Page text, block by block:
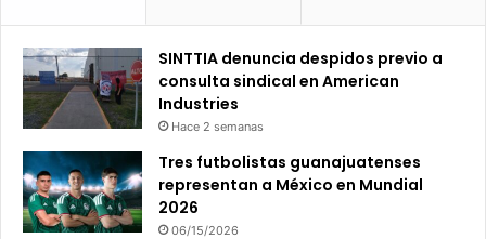
SINTTIA denuncia despidos previo a
consulta sindical en American
Industries
Hace 2 semanas
Tres futbolistas guanajuatenses
representan a México en Mundial
2026
06/15/2026